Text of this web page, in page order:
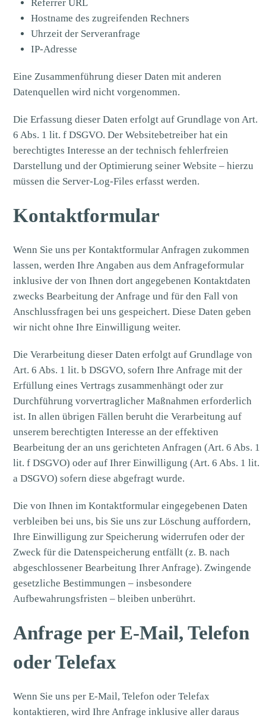
Referrer URL
Hostname des zugreifenden Rechners
Uhrzeit der Serveranfrage
IP-Adresse
Eine Zusammenführung dieser Daten mit anderen
Datenquellen wird nicht vorgenommen.
Die Erfassung dieser Daten erfolgt auf Grundlage von Art.
6 Abs. 1 lit. f DSGVO. Der Websitebetreiber hat ein
berechtigtes Interesse an der technisch fehlerfreien
Darstellung und der Optimierung seiner Website – hierzu
müssen die Server-Log-Files erfasst werden.
Kontaktformular
Wenn Sie uns per Kontaktformular Anfragen zukommen
lassen, werden Ihre Angaben aus dem Anfrageformular
inklusive der von Ihnen dort angegebenen Kontaktdaten
zwecks Bearbeitung der Anfrage und für den Fall von
Anschlussfragen bei uns gespeichert. Diese Daten geben
wir nicht ohne Ihre Einwilligung weiter.
Die Verarbeitung dieser Daten erfolgt auf Grundlage von
Art. 6 Abs. 1 lit. b DSGVO, sofern Ihre Anfrage mit der
Erfüllung eines Vertrags zusammenhängt oder zur
Durchführung vorvertraglicher Maßnahmen erforderlich
ist. In allen übrigen Fällen beruht die Verarbeitung auf
unserem berechtigten Interesse an der effektiven
Bearbeitung der an uns gerichteten Anfragen (Art. 6 Abs. 1
lit. f DSGVO) oder auf Ihrer Einwilligung (Art. 6 Abs. 1 lit.
a DSGVO) sofern diese abgefragt wurde.
Die von Ihnen im Kontaktformular eingegebenen Daten
verbleiben bei uns, bis Sie uns zur Löschung auffordern,
Ihre Einwilligung zur Speicherung widerrufen oder der
Zweck für die Datenspeicherung entfällt (z. B. nach
abgeschlossener Bearbeitung Ihrer Anfrage). Zwingende
gesetzliche Bestimmungen – insbesondere
Aufbewahrungsfristen – bleiben unberührt.
Anfrage per E-Mail, Telefon
oder Telefax
Wenn Sie uns per E-Mail, Telefon oder Telefax
kontaktieren, wird Ihre Anfrage inklusive aller daraus